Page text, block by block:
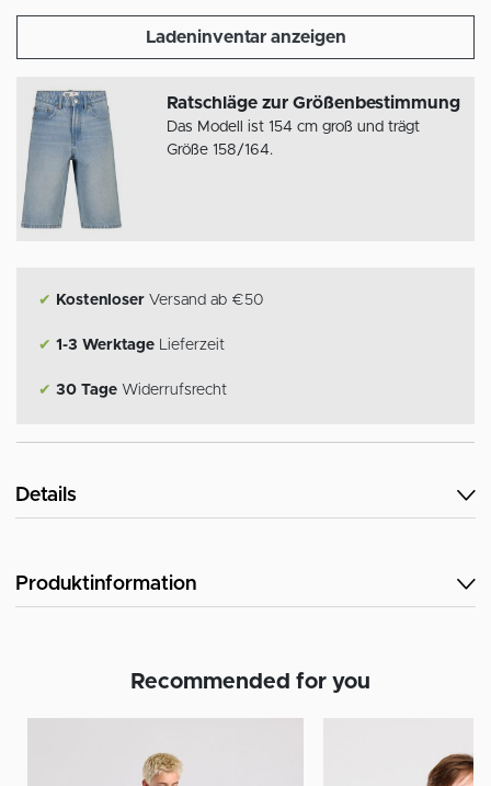
Ladeninventar anzeigen
Ratschläge zur Größenbestimmung
Das Modell ist 154 cm groß und trägt
Größe 158/164.
✔ Kostenloser Versand ab €50
✔ 1-3 Werktage Lieferzeit
✔ 30 Tage Widerrufsrecht
Details
Produktinformation
Recommended for you